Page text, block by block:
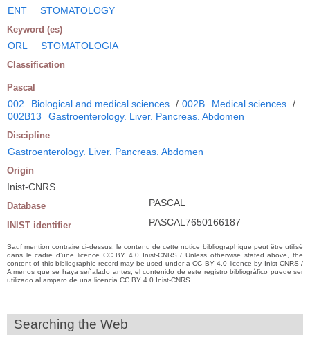
ENT STOMATOLOGY
Keyword (es)
ORL STOMATOLOGIA
Classification
Pascal
002 Biological and medical sciences / 002B Medical sciences /
002B13
Gastroenterology. Liver. Pancreas. Abdomen
Discipline
Gastroenterology. Liver. Pancreas. Abdomen
Origin
Inist-CNRS
Database PASCAL
INIST identifier PASCAL7650166187
Sauf mention contraire ci-dessus, le contenu de cette notice bibliographique peut être utilisé
dans le cadre d’une licence CC BY 4.0 Inist-CNRS / Unless otherwise stated above, the
content of this bibliographic record may be used under a CC BY 4.0 licence by Inist-CNRS /
A menos que se haya señalado antes, el contenido de este registro bibliográfico puede ser
utilizado al amparo de una licencia CC BY 4.0 Inist-CNRS
Searching the Web